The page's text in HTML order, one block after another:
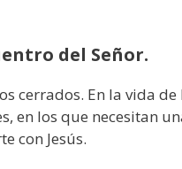
del Señor.
cerrados. En la vida de
en los que necesitan
con Jesús.